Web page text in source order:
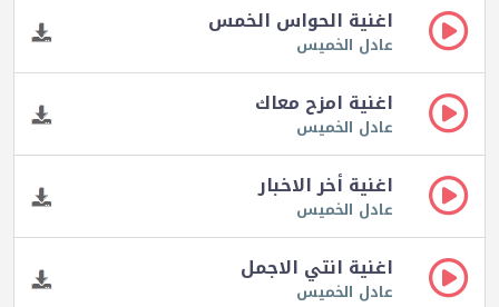
اغنية الحواس الخمس
عادل الخميس
اغنية امزح معاك
عادل الخميس
اغنية أخر الاخبار
عادل الخميس
اغنية انتي الاجمل
عادل الخميس